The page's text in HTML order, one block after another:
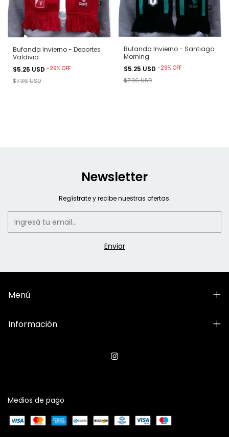
Bufanda Invierno - Deportes
Valdivia
$5.25 USD -29% OFF
$7.36 USD
Bufanda Invierno - Santiago
Morning
$5.25 USD -29% OFF
$7.36 USD
Newsletter
Regístrate y recibe nuestras ofertas.
Menú
Información
Medios de pago